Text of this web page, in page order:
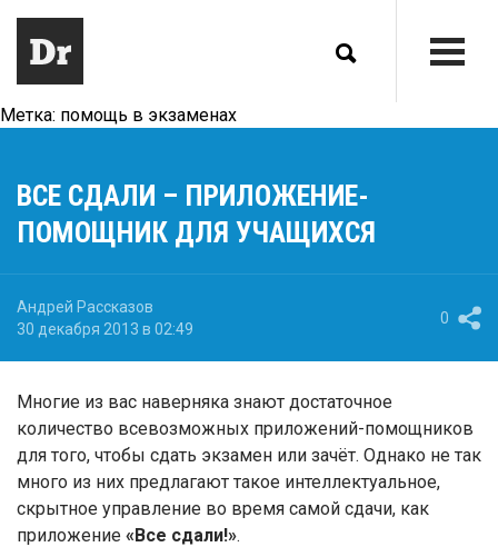
Метка: помощь в экзаменах
ВСЕ СДАЛИ – ПРИЛОЖЕНИЕ-
ПОМОЩНИК ДЛЯ УЧАЩИХСЯ
Андрей Рассказов
30 декабря 2013 в 02:49
0
Многие из вас наверняка знают достаточное
количество всевозможных приложений-помощников
для того, чтобы сдать экзамен или зачёт. Однако не так
много из них предлагают такое интеллектуальное,
скрытное управление во время самой сдачи, как
приложение «Все сдали!».